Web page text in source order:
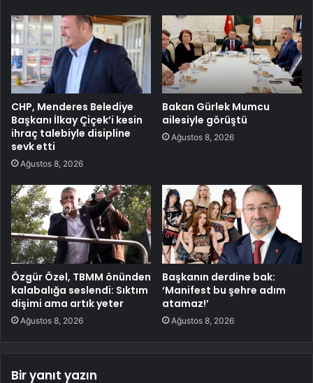
CHP, Menderes Belediye
Başkanı İlkay Çiçek’i kesin
ihraç talebiyle disipline
sevk etti
Ağustos 8, 2026
Bakan Gürlek Mumcu
ailesiyle görüştü
Ağustos 8, 2026
Özgür Özel, TBMM önünden
kalabalığa seslendi: Sıktım
dişimi ama artık yeter
Ağustos 8, 2026
Başkanın derdine bak:
‘Manifest bu şehre adım
atamaz!’
Ağustos 8, 2026
Bir yanıt yazın